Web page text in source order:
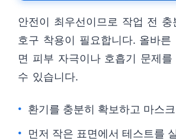
안전이 최우선이므로 작업 전 충
호구 착용이 필요합니다. 올바른
면 피부 자극이나 호흡기 문제
수 있습니다.
환기를 충분히 확보하고 마스
먼저 작은 표면에서 테스트를